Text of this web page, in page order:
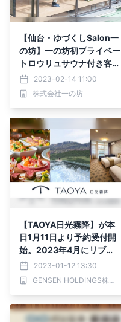
【仙台・ゆづくしSalon一
の坊】一の坊初プライベー
トロウリュサウナ付き客室
「SEYRYU」が誕生！ ～2
023年4月、リニューアル
を含む全27室をオープン
2023-02-14 11:00
株式会社一の坊
【TAOYA日光霧降】が本
日1月11日より予約受付開
始。2023年4月にリブラ
ンドする大江戸温泉物語の
温泉リゾートホテルに露天
風呂付客室も登場。
2023-01-12 13:30
GENSEN HOLDINGS株式会社